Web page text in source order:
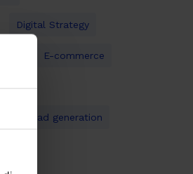
Digital Strategy
E-commerce
Lead generation